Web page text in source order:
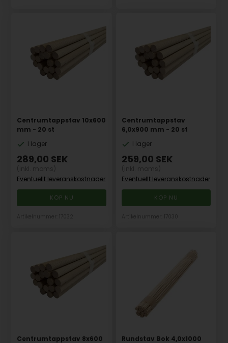
Centrumtappstav 10x600
mm - 20 st
I lager
289,00 SEK
Eventuellt leveranskostnader
Centrumtappstav
6,0x900 mm - 20 st
I lager
259,00 SEK
Eventuellt leveranskostnader
Centrumtappstav 8x600
Rundstav Bok 4,0x1000